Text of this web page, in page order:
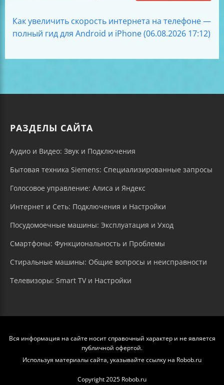
Как увеличить скорость интернета на телефоне —
полный гид для Android и iPhone (06.08.2026 17:12)
РАЗДЕЛЫ САЙТА
Аудио и Видео: Звук и Подключения
Бытовая техника Siemens: Специализированные запросы
Голосовое управление: Алиса и Яндекс
Интернет и Сеть: Подключения и Настройки
Посудомоечные машины: Эксплуатация и Уход
Смартфоны: Функциональность и Проблемы
Стиральные машины: Общие вопросы и неисправности
Телевизоры: Smart TV и Настройки
Вся информация на сайте носит справочный характер и не является
публичной офертой.
Используя материалы сайта, указывайте ссылку на Robob.ru
Copyright 2025 Robob.ru